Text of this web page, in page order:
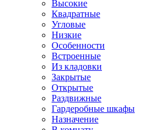
Высокие
Квадратные
Угловые
Низкие
Особенности
Встроенные
Из кладовки
Закрытые
Открытые
Раздвижные
Гардеробные шкафы
Назначение